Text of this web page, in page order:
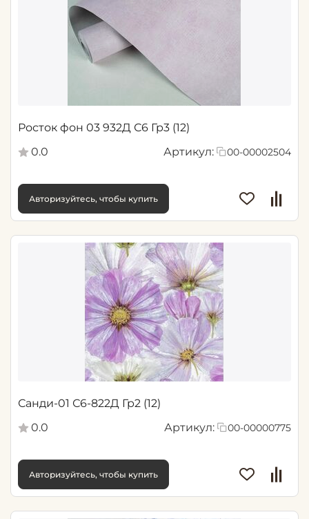
Росток фон 03 932Д С6 Гр3 (12)
0.0
Артикул: 00-00002504
Авторизуйтесь, чтобы купить
Санди-01 С6-822Д Гр2 (12)
0.0
Артикул: 00-00000775
Авторизуйтесь, чтобы купить